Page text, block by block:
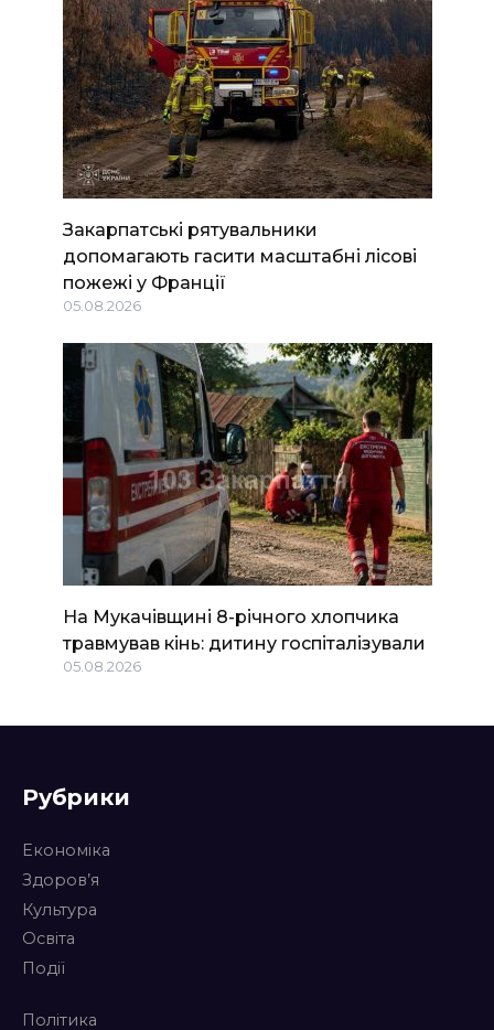
Закарпатські рятувальники
допомагають гасити масштабні лісові
пожежі у Франції
05.08.2026
На Мукачівщині 8-річного хлопчика
травмував кінь: дитину госпіталізували
05.08.2026
Рубрики
Економіка
Здоров’я
Культура
Освіта
Події
Політика